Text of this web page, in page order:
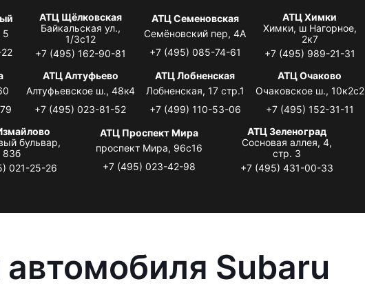
5
АТЦ Щёлковская
Байкальская ул.,
1/3с12
+7 (495) 162-90-81
АТЦ Семеновская
Семёновский пер, 4А
+7 (495) 085-74-61
АТЦ Химки
Химки, ш Нагорное,
2к7
+7 (495) 989-21-31
АТЦ Алтуфьево
Алтуфьевское ш., 48к4
+7 (495) 023-81-52
АТЦ Лобненская
Лобненская, 17 стр.1
+7 (499) 110-53-06
АТЦ Очаково
Очаковское ш., 10к2с2
+7 (495) 152-31-11
бульвар,
83б
021-25-26
АТЦ Проспект Мира
проспект Мира, 96с16
+7 (495) 023-42-98
АТЦ Зеленоград
Сосновая аллея, 4,
стр. 3
+7 (495) 431-00-33
Subaru